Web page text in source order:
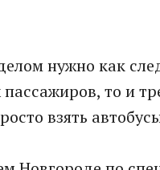
нужно как
пассажиров, то и
взять